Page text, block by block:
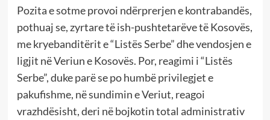
Pozita e sotme provoi ndërprerjen e kontrabandës,
pothuaj se, zyrtare të ish-pushtetarëve të Kosovës,
me kryebanditërit e “Listës Serbe” dhe vendosjen e
ligjit në Veriun e Kosovës. Por, reagimi i “Listës
Serbe”, duke parë se po humbë privilegjet e
pakufishme, në sundimin e Veriut, reagoi
vrazhdësisht, deri në bojkotin total administrativ